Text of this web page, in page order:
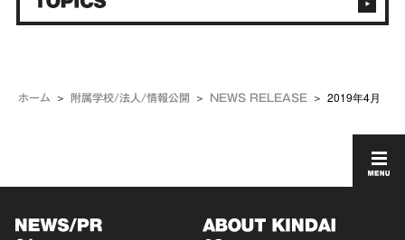
ホーム 附属学校/法人/情報公開 NEWS RELEASE 2019年4月